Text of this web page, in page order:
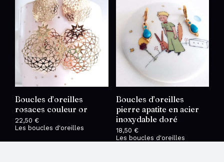
Boucles d’oreilles
rosaces couleur or
22,50 €
Les boucles d'oreilles
Boucles d’oreilles
pierre apatite en acier
inoxydable doré
18,50 €
Les boucles d'oreilles